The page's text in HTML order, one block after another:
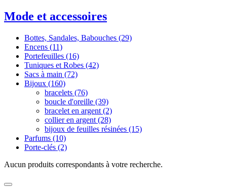
Mode et accessoires
Bottes, Sandales, Babouches (29)
Encens (11)
Portefeuilles (16)
Tuniques et Robes (42)
Sacs à main (72)
Bijoux (160)
bracelets (76)
boucle d'oreille (39)
bracelet en argent (2)
collier en argent (28)
bijoux de feuilles résinées (15)
Parfums (10)
Porte-clés (2)
Aucun produits correspondants à votre recherche.